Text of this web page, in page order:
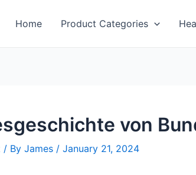
Home Product Categories
von
/ By James / January 21, 2024